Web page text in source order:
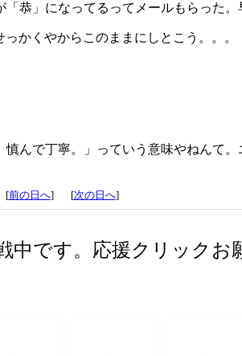
恭」になってるってメールもらった
かくやからこのままにしとこう。。。
んで丁寧。」っていう意味やねんて
[前の日へ] [次の日へ]
中です。応援クリックお